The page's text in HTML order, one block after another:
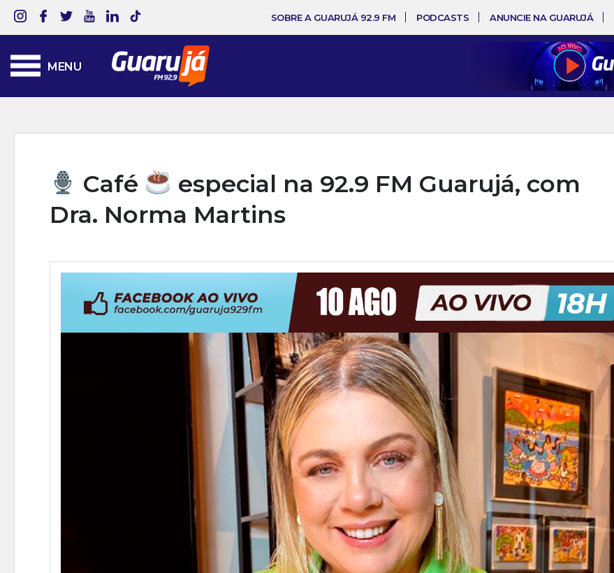
SOBRE A GUARUJÁ 92.9 FM PODCASTS ANUNCIE NA GUARUJÁ
MENU
Café
especial na 92.9 FM Guarujá, com
Dra. Norma Martins